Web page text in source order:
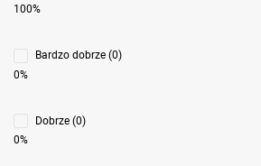
100%
Bardzo dobrze (0)
0%
Dobrze (0)
0%